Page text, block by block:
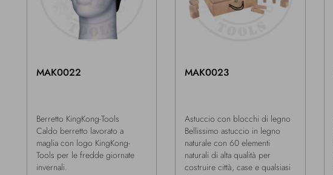
MAK0022
Berretto KingKong-Tools
Caldo berretto lavorato a
maglia con logo KingKong-
Tools per le fredde giornate
invernali.
MAK0023
Astuccio con blocchi di legno
Bellissimo astuccio in legno
naturale con 60 elementi
naturali di alta qualità per
costruire città, case e qualsiasi